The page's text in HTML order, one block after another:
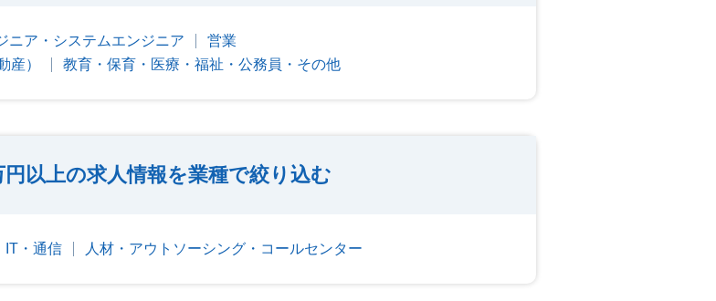
ニア・システムエンジニア
営業
産）
教育・保育・医療・福祉・公務員・その他
円以上の求人情報を業種で絞り込む
IT・通信 人材・アウトソーシング・コールセンター